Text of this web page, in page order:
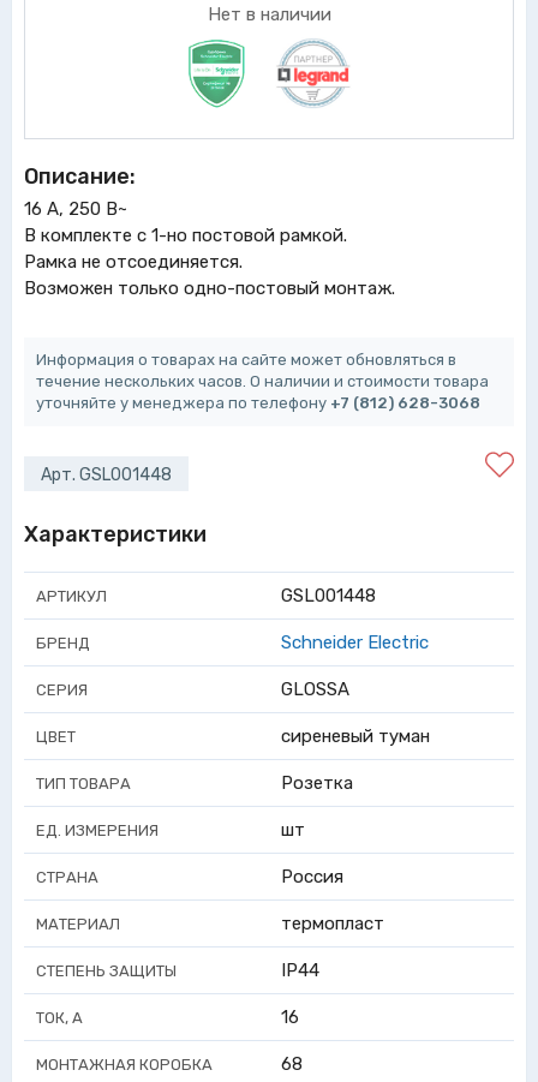
Нет в наличии
Описание:
16 А, 250 В~
В комплекте с 1-но постовой рамкой.
Рамка не отсоединяется.
Возможен только одно-постовый монтаж.
Информация о товарах на сайте может обновляться в
течение нескольких часов. О наличии и стоимости товара
уточняйте у менеджера по телефону +7 (812) 628-3068
Арт. GSL001448
Характеристики
АРТИКУЛ GSL001448
БРЕНД Schneider Electric
СЕРИЯ GLOSSA
ЦВЕТ сиреневый туман
ТИП ТОВАРА Розетка
ЕД. ИЗМЕРЕНИЯ шт
СТРАНА Россия
МАТЕРИАЛ термопласт
СТЕПЕНЬ ЗАЩИТЫ IP44
ТОК, А 16
МОНТАЖНАЯ КОРОБКА 68